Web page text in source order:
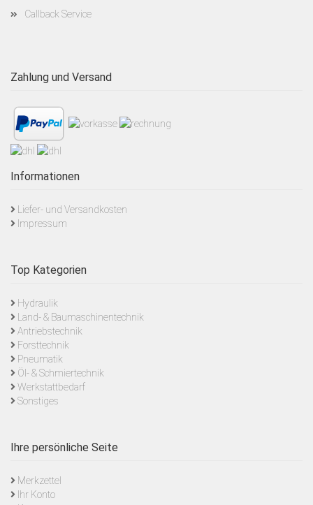
Callback Service
Zahlung und Versand
Informationen
Liefer- und Versandkosten
Impressum
Top Kategorien
Hydraulik
Land- & Baumaschinentechnik
Antriebstechnik
Forsttechnik
Pneumatik
Öl- & Schmiertechnik
Werkstattbedarf
Sonstiges
Ihre persönliche Seite
Merkzettel
Ihr Konto